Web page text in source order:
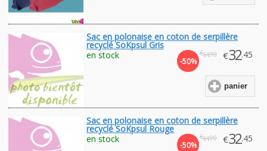
Sac en polonaise en coton de serpillère
recyclé SoKpsul Gris
-50%
€64.90 €32.45
en stock
panier
Sac en polonaise en coton de serpillère
recyclé SoKpsul Rouge
-50%
€64.90 €32.45
en stock